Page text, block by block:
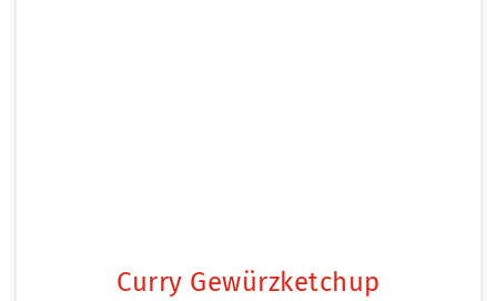
Curry Gewürzketchup